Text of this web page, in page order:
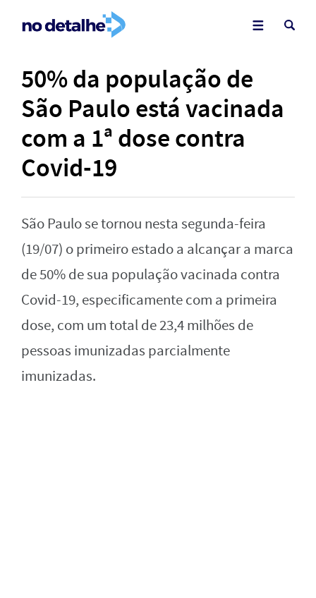
50% da população de
São Paulo está vacinada
com a 1ª dose contra
Covid-19
São Paulo se tornou nesta segunda-feira
(19/07) o primeiro estado a alcançar a marca
de 50% de sua população vacinada contra
Covid-19, especificamente com a primeira
dose, com um total de 23,4 milhões de
pessoas imunizadas parcialmente
imunizadas.